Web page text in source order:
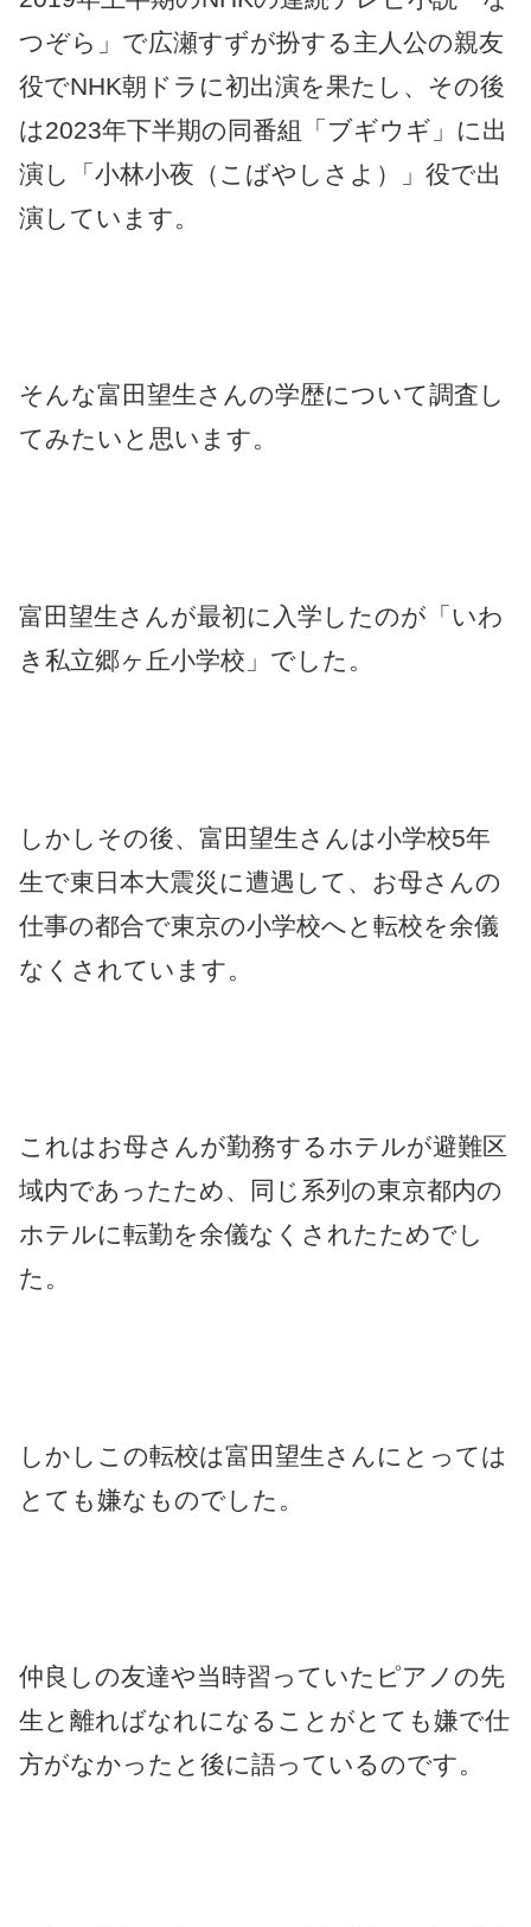
つぞら」で広瀬すずが扮する主人公の親友
役でNHK朝ドラに初出演を果たし、その後
は2023年下半期の同番組「ブギウギ」に出
演し「小林小夜（こばやしさよ）」役で出
演しています。
そんな富田望生さんの学歴について調査し
てみたいと思います。
富田望生さんが最初に入学したのが「いわ
き私立郷ヶ丘小学校」でした。
しかしその後、富田望生さんは小学校5年
生で東日本大震災に遭遇して、お母さんの
仕事の都合で東京の小学校へと転校を余儀
なくされています。
これはお母さんが勤務するホテルが避難区
域内であったため、同じ系列の東京都内の
ホテルに転勤を余儀なくされたためでし
た。
しかしこの転校は富田望生さんにとっては
とても嫌なものでした。
仲良しの友達や当時習っていたピアノの先
生と離ればなれになることがとても嫌で仕
方がなかったと後に語っているのです。